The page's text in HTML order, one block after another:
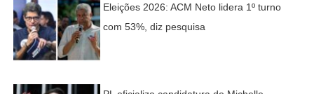
Eleições 2026: ACM Neto lidera 1º turno
com 53%, diz pesquisa